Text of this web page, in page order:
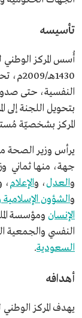
تأسيسه
أُسس المركز الوطني
بتحويل اللجنة إلى
المركز بشخصيّة
جهة، منها ثماني
والعدل، والإعلام،
والشؤون الإسلامية
الإنسان ومؤسسة
النفسي والجمعية
السعودية.
أهدافه
يهدف المركز